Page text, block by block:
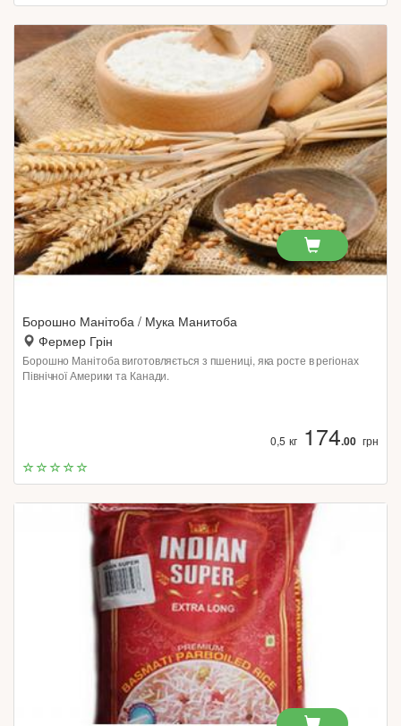
Борошно Манітоба / Мука Манитоба
Фермер Грін
Борошно Манітоба виготовляється з пшениці, яка росте в регіонах
Північної Америки та Канади.
0,5 кг174.00 грн